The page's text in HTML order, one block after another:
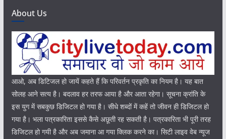
About Us
आओ, अब डिटिजल हो जायें कहते हैं कि परिवर्तन प्रकृति का नियम है। यह बात
सोलह आने सत्य है। बदलाव हर तरफ आया है और आता रहेगा। सूचना क्रांति के
इस युग में सबकुछ डिजिटल हो गया है। सीधे शब्दों में कहें तो जीवन ही डिजिटल हो
गया है। भला पत्रकारिता इससे कैसे अछूती रह सकती है। पत्रकारिता भी पूरी तरह
डिजिटल हो गयी है और अब जमाना आ गया क्लिक करने का। सिटी लाइव वेब न्यूज